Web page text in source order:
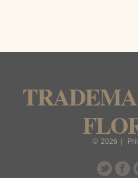
© 2026